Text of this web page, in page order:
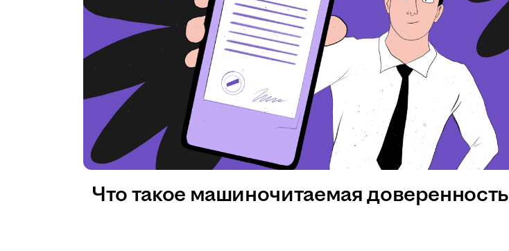
Что такое машиночитаемая доверенность